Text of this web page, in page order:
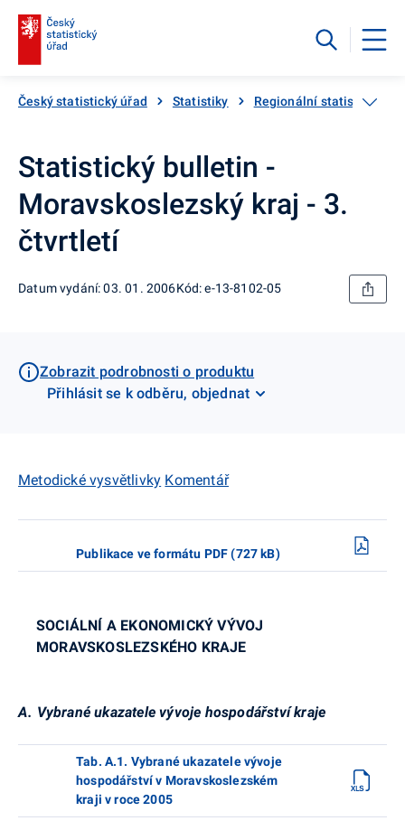
Český statistický úřad Statistiky Regionální statistiky
Statistický bulletin -
Moravskoslezský kraj - 3.
čtvrtletí
Datum vydání: 03. 01. 2006Kód: e-13-8102-05
Zobrazit podrobnosti o produktu
Přihlásit se k odběru, objednat
Metodické vysvětlivky Komentář
Publikace ve formátu PDF (727 kB)
SOCIÁLNÍ A EKONOMICKÝ VÝVOJ
MORAVSKOSLEZSKÉHO KRAJE
A. Vybrané ukazatele vývoje hospodářství kraje
Tab. A.1. Vybrané ukazatele vývoje
hospodářství v Moravskoslezském
kraji v roce 2005